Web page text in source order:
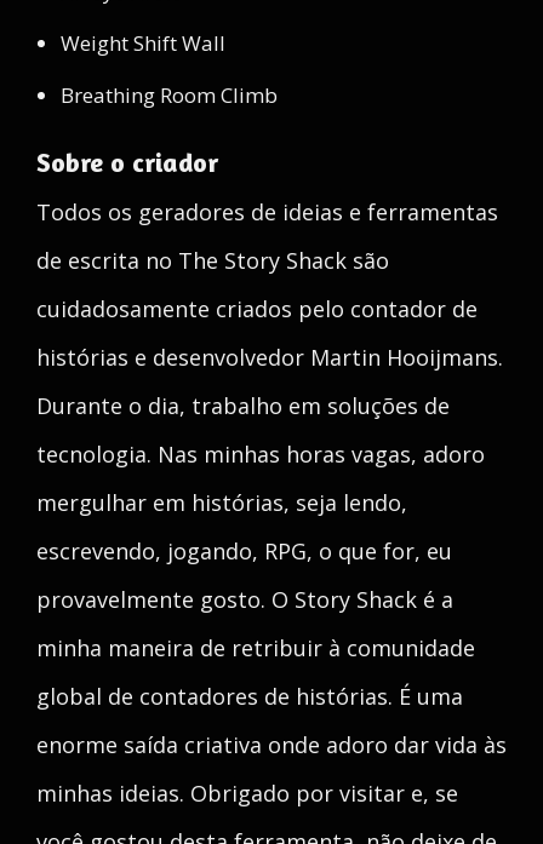
Weight Shift Wall
Breathing Room Climb
Sobre o criador
Todos os geradores de ideias e ferramentas
de escrita no The Story Shack são
cuidadosamente criados pelo contador de
histórias e desenvolvedor Martin Hooijmans.
Durante o dia, trabalho em soluções de
tecnologia. Nas minhas horas vagas, adoro
mergulhar em histórias, seja lendo,
escrevendo, jogando, RPG, o que for, eu
provavelmente gosto. O Story Shack é a
minha maneira de retribuir à comunidade
global de contadores de histórias. É uma
enorme saída criativa onde adoro dar vida às
minhas ideias. Obrigado por visitar e, se